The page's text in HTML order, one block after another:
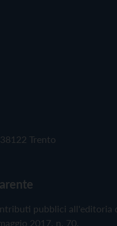
Trento
pubblici all'editoria
2017, n. 70.